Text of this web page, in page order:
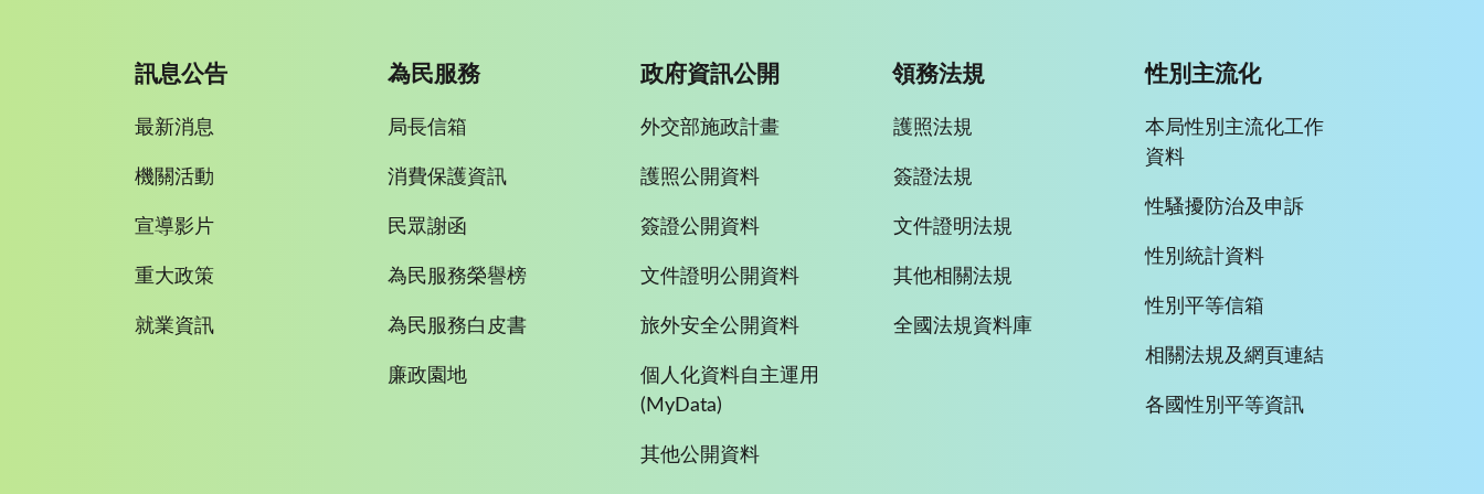
訊息公告
最新消息
機關活動
宣導影片
重大政策
就業資訊
為民服務
局長信箱
消費保護資訊
民眾謝函
為民服務榮譽榜
為民服務白皮書
廉政園地
政府資訊公開
外交部施政計畫
護照公開資料
簽證公開資料
文件證明公開資料
旅外安全公開資料
個人化資料自主運用
(MyData)
其他公開資料
領務法規
護照法規
簽證法規
文件證明法規
其他相關法規
全國法規資料庫
性別主流化
本局性別主流化工作
資料
性騷擾防治及申訴
性別統計資料
性別平等信箱
相關法規及網頁連結
各國性別平等資訊